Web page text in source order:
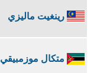
رينغيت ماليزي
متكال موزمبيقي